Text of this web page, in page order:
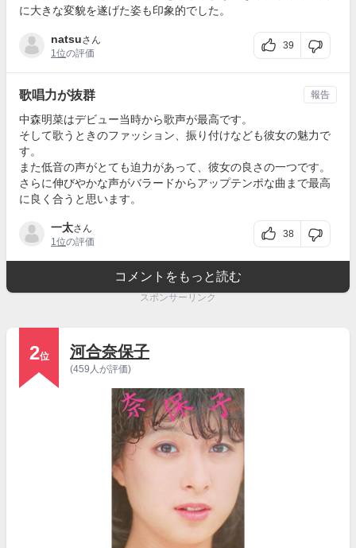
に大きな変貌を遂げた姿も印象的でした。
natsuさん
1位の評価
39
歌唱力が抜群
中森明菜はデビュー当時から歌声が最高です。
そして歌うときのファッション、振り付けなども彼女の魅力で
す。
また低音の声がとても迫力があって、彼女の良さの一つです。
さらに伸びやかな声がバラードからアップテンポな曲まで最高
に良く合うと思います。
一太さん
1位の評価
38
報告
コメントをもっと読む
スポンサーリンク
2位 河合奈保子
(459人が評価)